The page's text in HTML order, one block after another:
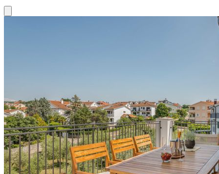
Close modal